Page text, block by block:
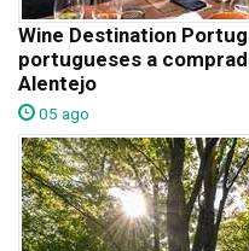
Wine Destination
portugueses a
Alentejo
05 ago